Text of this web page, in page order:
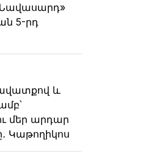
5-րդ
և
մեր արդար
Կաթողիկոս